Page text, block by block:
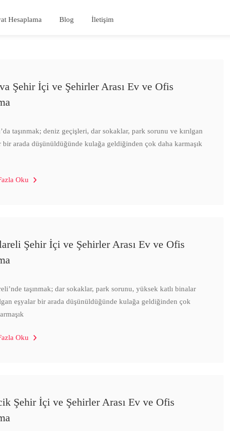
Hesaplama Blog İletişim
Şehir İçi ve Şehirler Arası Ev ve Ofis
taşınmak; deniz geçişleri, dar sokaklar, park sorunu ve kırılgan
bir arada düşünüldüğünde kulağa geldiğinden çok daha karmaşık
Oku
Şehir İçi ve Şehirler Arası Ev ve Ofis
taşınmak; dar sokaklar, park sorunu, yüksek katlı binalar
eşyalar bir arada düşünüldüğünde kulağa geldiğinden çok
Oku
Şehir İçi ve Şehirler Arası Ev ve Ofis